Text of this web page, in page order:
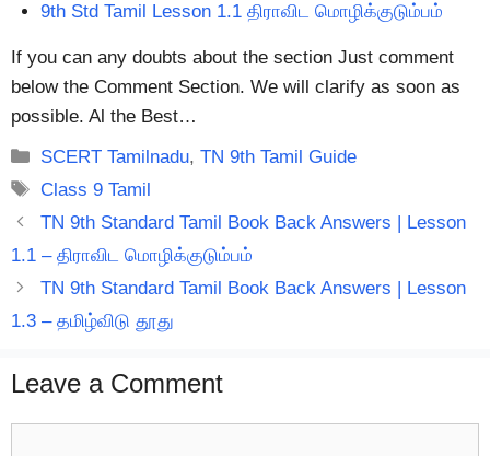
9th Std Tamil Lesson 1.1 திராவிட மொழிக்குடும்பம்
If you can any doubts about the section Just comment
below the Comment Section. We will clarify as soon as
possible. Al the Best…
Categories
SCERT Tamilnadu,TN 9th Tamil Guide
Tags
Class 9 Tamil
TN 9th Standard Tamil Book Back Answers | Lesson
1.1 – திராவிட மொழிக்குடும்பம்
TN 9th Standard Tamil Book Back Answers | Lesson
1.3 – தமிழ்விடு தூது
Leave a Comment